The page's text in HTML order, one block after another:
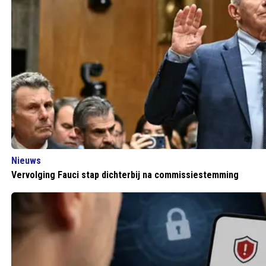
Nieuws
Vervolging Fauci stap dichterbij na commissiestemming